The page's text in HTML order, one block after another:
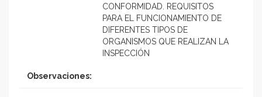
CONFORMIDAD. REQUISITOS
PARA EL FUNCIONAMIENTO DE
DIFERENTES TIPOS DE
ORGANISMOS QUE REALIZAN LA
INSPECCIÓN
Observaciones: